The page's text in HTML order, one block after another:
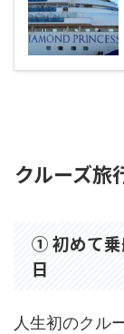
クルーズ旅
① 初めて乗
日
人生初のクル